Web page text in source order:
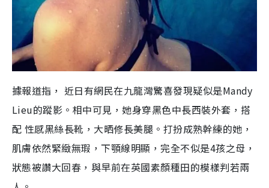
據報道指， 近日有網民在九龍灣驚喜發現疑似是Mandy
Lieu的蹤影。相中可見，她身穿黑色中長西裝外套，搭
配 性感黑絲長靴，大晒修長美腿。打扮成熟幹練的她，
肌膚依然緊緻無瑕，下顎線明顯，完全不似是4孩之母，
狀態被讚大回春，與早前在英國素顏種田的模樣判若兩